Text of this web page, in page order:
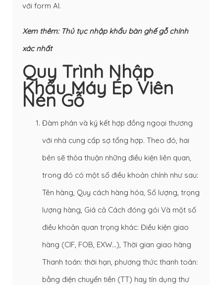
với form AI.
Xem thêm: Thủ tục nhập khẩu bàn ghế gỗ chính
xác nhất
Quy Trình Nhập
Khẩu Máy Ép Viên
Nén Gỗ
Đàm phán và ký kết hợp đồng ngoại thương
với nhà cung cấp sợ tổng hợp. Theo đó, hai
bên sẽ thỏa thuận những điều kiện liên quan,
trong đó có một số điều khoản chính như sau:
Tên hàng, Quy cách hàng hóa, Số lượng, trọng
lượng hàng, Giá cả Cách đóng gói Và một số
điều khoản quan trọng khác: Điều kiện giao
hàng (CIF, FOB, EXW…), Thời gian giao hàng
Thanh toán: thời hạn, phương thức thanh toán:
bằng điện chuyển tiền (TT) hay tín dụng thư